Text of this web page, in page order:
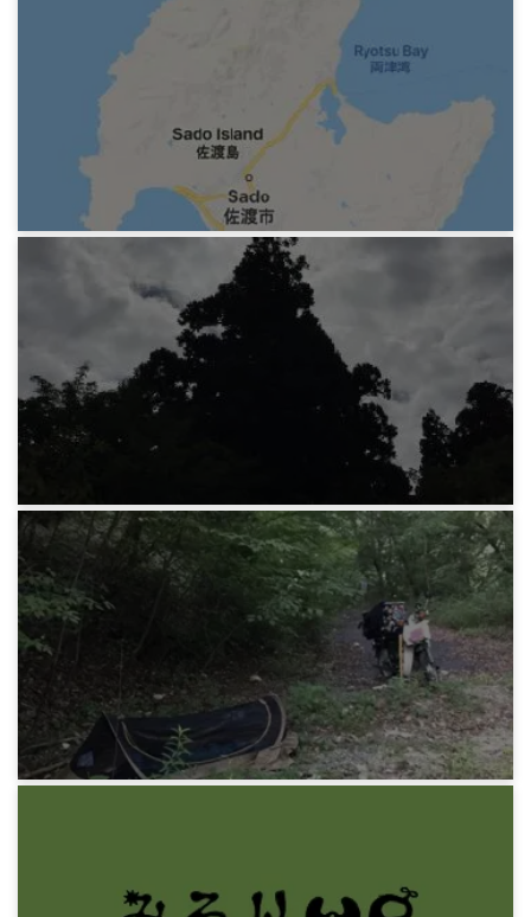
野宿旅 食事について
7年前
みろりHP
野宿旅 小佐渡
みろりHP
野宿旅 大佐渡
7年前
野宿旅 寝具について